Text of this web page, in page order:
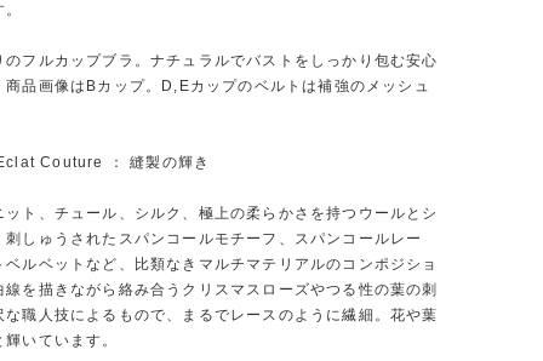
のフルカップブラ。ナチュラルでバストをしっかり包む安心
商品画像はBカップ。D,Eカップのベルトは補強のメッシュ
Couture ： 縫製の輝き
ット、チュール、シルク、極上の柔らかさを持つウールとシ
刺しゅうされたスパンコールモチーフ、スパンコールレー
ベルベットなど、比類なきマルチマテリアルのコンポジショ
線を描きながら絡み合うクリスマスローズやつる性の葉の刺
な職人技によるもので、まるでレースのように繊細。花や葉
いています。